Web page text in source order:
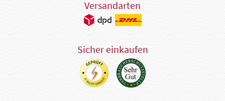
Versandarten
Sicher einkaufen